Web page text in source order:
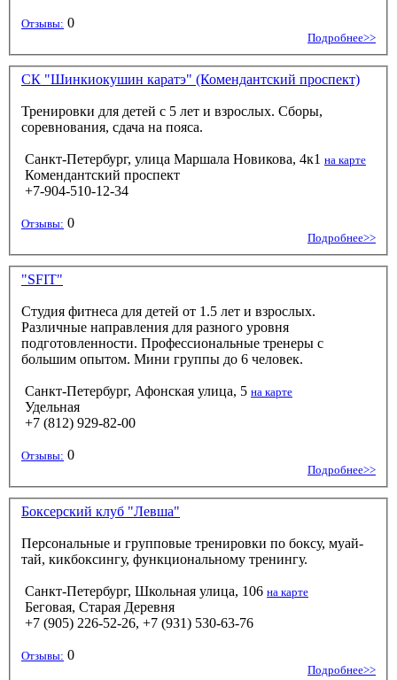
Отзывы: 0
Подробнее>>
СК "Шинкиокушин каратэ" (Комендантский проспект)
Тренировки для детей с 5 лет и взрослых. Сборы,
соревнования, сдача на пояса.
Санкт-Петербург, улица Маршала Новикова, 4к1 на карте
Комендантский проспект
+7-904-510-12-34
Отзывы: 0
Подробнее>>
"SFIT"
Студия фитнеса для детей от 1.5 лет и взрослых.
Различные направления для разного уровня
подготовленности. Профессиональные тренеры с
большим опытом. Мини группы до 6 человек.
Санкт-Петербург, Афонская улица, 5 на карте
Удельная
+7 (812) 929-82-00
Отзывы: 0
Подробнее>>
Боксерский клуб "Левша"
Персональные и групповые тренировки по боксу, муай-
тай, кикбоксингу, функциональному тренингу.
Санкт-Петербург, Школьная улица, 106 на карте
Беговая, Старая Деревня
+7 (905) 226-52-26, +7 (931) 530-63-76‬
Отзывы: 0
Подробнее>>